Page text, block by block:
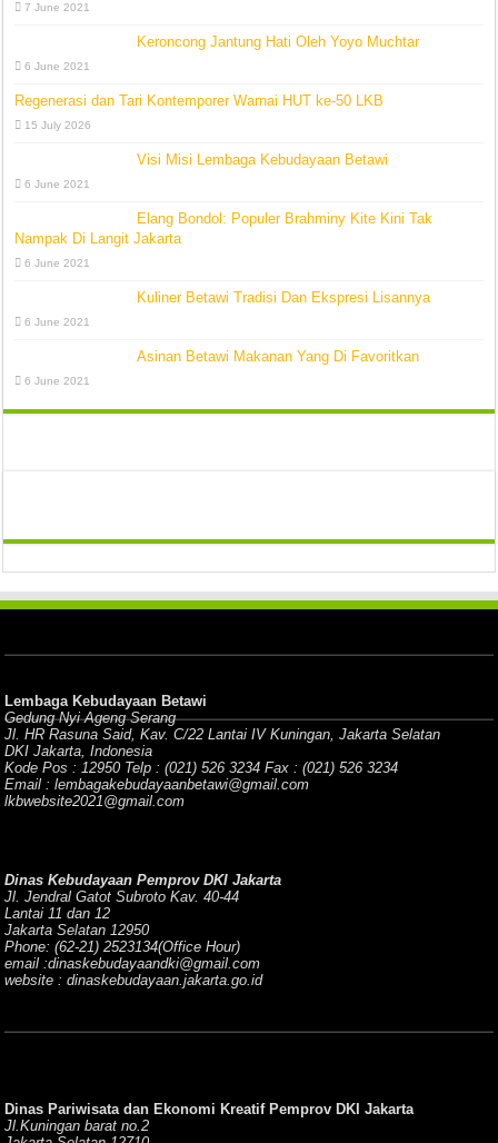
7 June 2021
Keroncong Jantung Hati Oleh Yoyo Muchtar
6 June 2021
Regenerasi dan Tari Kontemporer Warnai HUT ke-50 LKB
15 July 2026
Visi Misi Lembaga Kebudayaan Betawi
6 June 2021
Elang Bondol: Populer Brahminy Kite Kini Tak
Nampak Di Langit Jakarta
6 June 2021
Kuliner Betawi Tradisi Dan Ekspresi Lisannya
6 June 2021
Asinan Betawi Makanan Yang Di Favoritkan
6 June 2021
Lembaga Kebudayaan Betawi
Gedung Nyi Ageng Serang
Jl. HR Rasuna Said, Kav. C/22 Lantai IV Kuningan, Jakarta Selatan
DKI Jakarta, Indonesia
Kode Pos : 12950 Telp : (021) 526 3234 Fax : (021) 526 3234
Email : lembagakebudayaanbetawi@gmail.com
lkbwebsite2021@gmail.com
Dinas Kebudayaan Pemprov DKI Jakarta
Jl. Jendral Gatot Subroto Kav. 40-44
Lantai 11 dan 12
Jakarta Selatan 12950
Phone: (62-21) 2523134(Office Hour)
email :dinaskebudayaandki@gmail.com
website : dinaskebudayaan.jakarta.go.id
Dinas Pariwisata dan Ekonomi Kreatif Pemprov DKI Jakarta
Jl.Kuningan barat no.2